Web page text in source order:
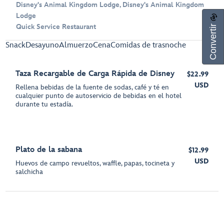
Disney's Animal Kingdom Lodge, Disney's Animal Kingdom
Lodge
Quick Service Restaurant
SnackDesayunoAlmuerzoCenaComidas de trasnoche
Taza Recargable de Carga Rápida de Disney
Rellena bebidas de la fuente de sodas, café y té en
cualquier punto de autoservicio de bebidas en el hotel
durante tu estadía.
$22.99
USD
Plato de la sabana
Huevos de campo revueltos, waffle, papas, tocineta y
salchicha
$12.99
USD
Convertir